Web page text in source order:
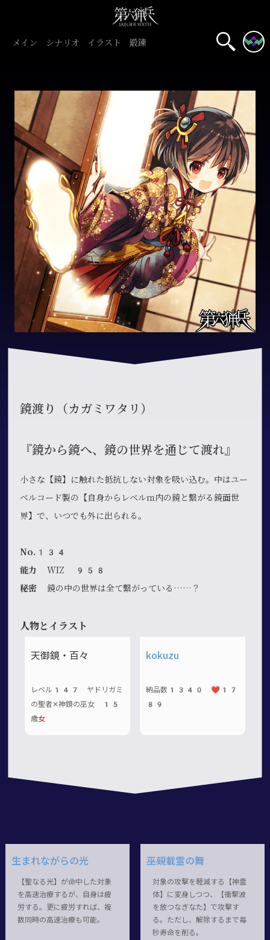
メイン シナリオ イラスト 鍛錬
鏡渡り（カガミワタリ）
『鏡から鏡へ、鏡の世界を通じて渡れ』
小さな【鏡】に触れた抵抗しない対象を吸い込む。中はユー
ベルコード製の【自身からレベルｍ内の鏡と繋がる鏡面世
界】で、いつでも外に出られる。
No.134
能力WIZ 958
秘密 鏡の中の世界は全て繋がっている……？
人物とイラスト
天御鏡・百々
レベル147 ヤドリガミ
の聖者✕神鏡の巫女 15
歳女
kokuzu
納品数1340 ❤️17
89
生まれながらの光
【聖なる光】が命中した対象
を高速治療するが、自身は疲
労する。更に疲労すれば、複
数同時の高速治療も可能。
巫覡載霊の舞
対象の攻撃を軽減する【神霊
体】に変身しつつ、【衝撃波
を放つなぎなた】で攻撃す
る。ただし、解除するまで毎
秒寿命を削る。